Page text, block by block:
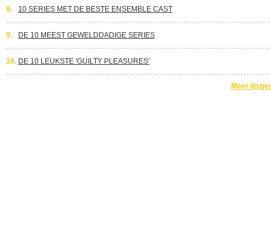
8. 10 SERIES MET DE BESTE ENSEMBLE CAST
9. DE 10 MEEST GEWELDDADIGE SERIES
10. DE 10 LEUKSTE 'GUILTY PLEASURES'
Meer